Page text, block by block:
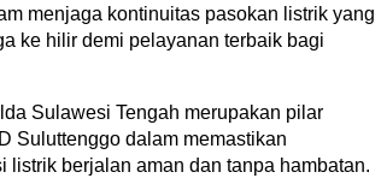
menjaga kontinuitas pasokan listrik yang
ke hilir demi pelayanan terbaik bagi
Sulawesi Tengah merupakan pilar
Suluttenggo dalam memastikan
listrik berjalan aman dan tanpa hambatan.